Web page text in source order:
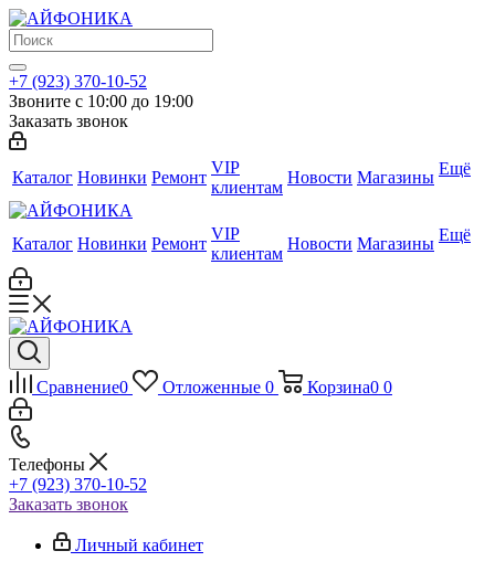
+7 (923) 370-10-52
Звоните с 10:00 до 19:00
Заказать звонок
Каталог Новинки Ремонт
VIP
клиентам
Новости Магазины Ещё
Каталог Новинки Ремонт
VIP
клиентам
Новости Магазины Ещё
Сравнение0 Отложенные 0 Корзина0 0
Телефоны
+7 (923) 370-10-52
Заказать звонок
Личный кабинет